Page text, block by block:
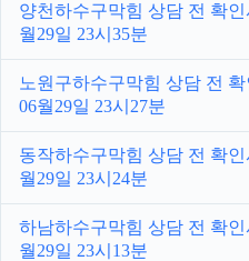
양천하수구막힘 상담 전 확인
월29일 23시35분
노원구하수구막힘 상담 전 확
06월29일 23시27분
동작하수구막힘 상담 전 확인
월29일 23시24분
하남하수구막힘 상담 전 확인
월29일 23시13분